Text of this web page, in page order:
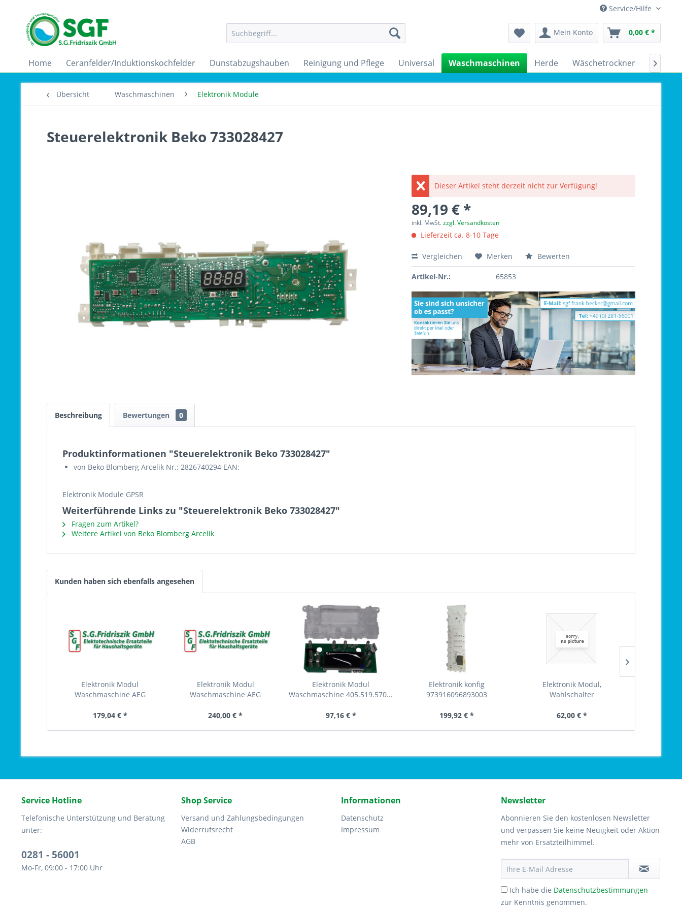
Service/Hilfe
Mein Konto 0,00 € *
Home Ceranfelder/Induktionskochfelder Dunstabzugshauben Reinigung und Pflege Universal Waschmaschinen Herde Wäschetrockner 
Übersicht Waschmaschinen Elektronik Module
Steuerelektronik Beko 733028427
Dieser Artikel steht derzeit nicht zur Verfügung!
89,19 € *
inkl. MwSt.zzgl. Versandkosten
Lieferzeit ca. 8-10 Tage
Vergleichen Merken Bewerten
Artikel-Nr.: 65853
Beschreibung Bewertungen 0
Produktinformationen "Steuerelektronik Beko 733028427"
von Beko Blomberg Arcelik Nr.: 2826740294 EAN:
Elektronik Module GPSR
Weiterführende Links zu "Steuerelektronik Beko 733028427"
Fragen zum Artikel?
Weitere Artikel von Beko Blomberg Arcelik
Kunden haben sich ebenfalls angesehen
Elektronik Modul
Waschmaschine AEG
179,04 € *
Elektronik Modul
Waschmaschine AEG
240,00 € *
Elektronik Modul
Waschmaschine 405.519.570...
97,16 € *
Elektronik konfig
973916096893003
199,92 € *
Elektronik Modul,
Wahlschalter
62,00 € *
Service Hotline
Telefonische Unterstützung und Beratung
unter:
0281 - 56001
Mo-Fr, 09:00 - 17:00 Uhr
Shop Service
Versand und Zahlungsbedingungen
Widerrufsrecht
AGB
Informationen
Datenschutz
Impressum
Newsletter
Abonnieren Sie den kostenlosen Newsletter
und verpassen Sie keine Neuigkeit oder Aktion
mehr von Ersatzteilhimmel.
Ich habe die Datenschutzbestimmungen
zur Kenntnis genommen.